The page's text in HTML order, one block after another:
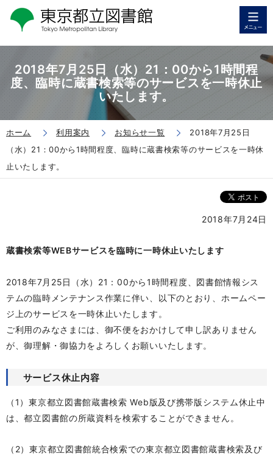
2018年7月25日（水）21：00から1時間程
度、臨時に蔵書検索等のサービスを一時休止
いたします。
ホーム 利用案内 お知らせ一覧
2018年7月25日
（水）21：00から1時間程度、臨時に蔵書検索等のサービスを一時休
止いたします。
2018年7月24日
蔵書検索等WEBサービスを臨時に一時休止いたします
2018年7月25日（水）21：00から1時間程度、図書館情報シス
テムの臨時メンテナンス作業に伴い、以下のとおり、ホームペー
ジ上のサービスを一時休止いたします。
ご利用のみなさまには、御不便をおかけして申し訳ありません
が、御理解・御協力をよろしくお願いいたします。
サービス休止内容
（1）東京都立図書館蔵書検索 Web版及び携帯版システム休止中
は、都立図書館の所蔵資料を検索することができません。
（2）東京都立図書館統合検索での東京都立図書館蔵書検索及び